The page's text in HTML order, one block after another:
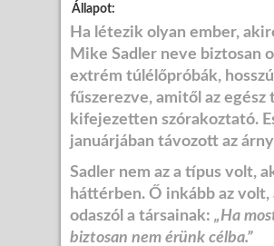
Állapot:
Ha létezik olyan ember,
Mike Sadler neve biztosan
extrém túlélőpróbák,
fűszerezve, amitől az
kifejezetten szórakoztató.
januárjában távozott az
Sadler nem az a típus volt,
háttérben. Ő inkább az
odaszól a társainak: „Ha
biztosan nem érünk célba.”